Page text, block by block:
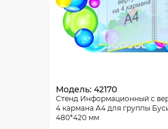
Модель: 42170
Стенд Информационный с
4 кармана А4 для группы
480*420 мм